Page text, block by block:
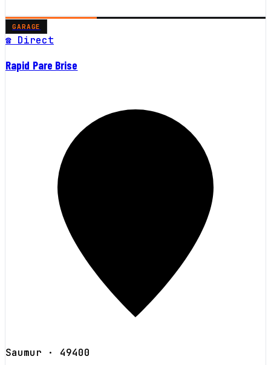
GARAGE
☎ Direct
Rapid Pare Brise
Saumur · 49400